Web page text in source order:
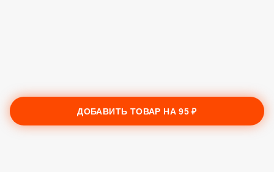
ДОБАВИТЬ ТОВАР НА95 ₽